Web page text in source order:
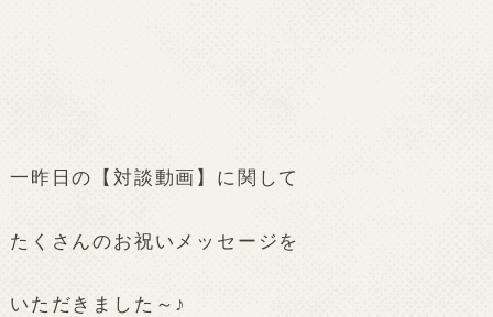
一昨日の【対談動画】に関して
たくさんのお祝いメッセージを
いただきました～♪